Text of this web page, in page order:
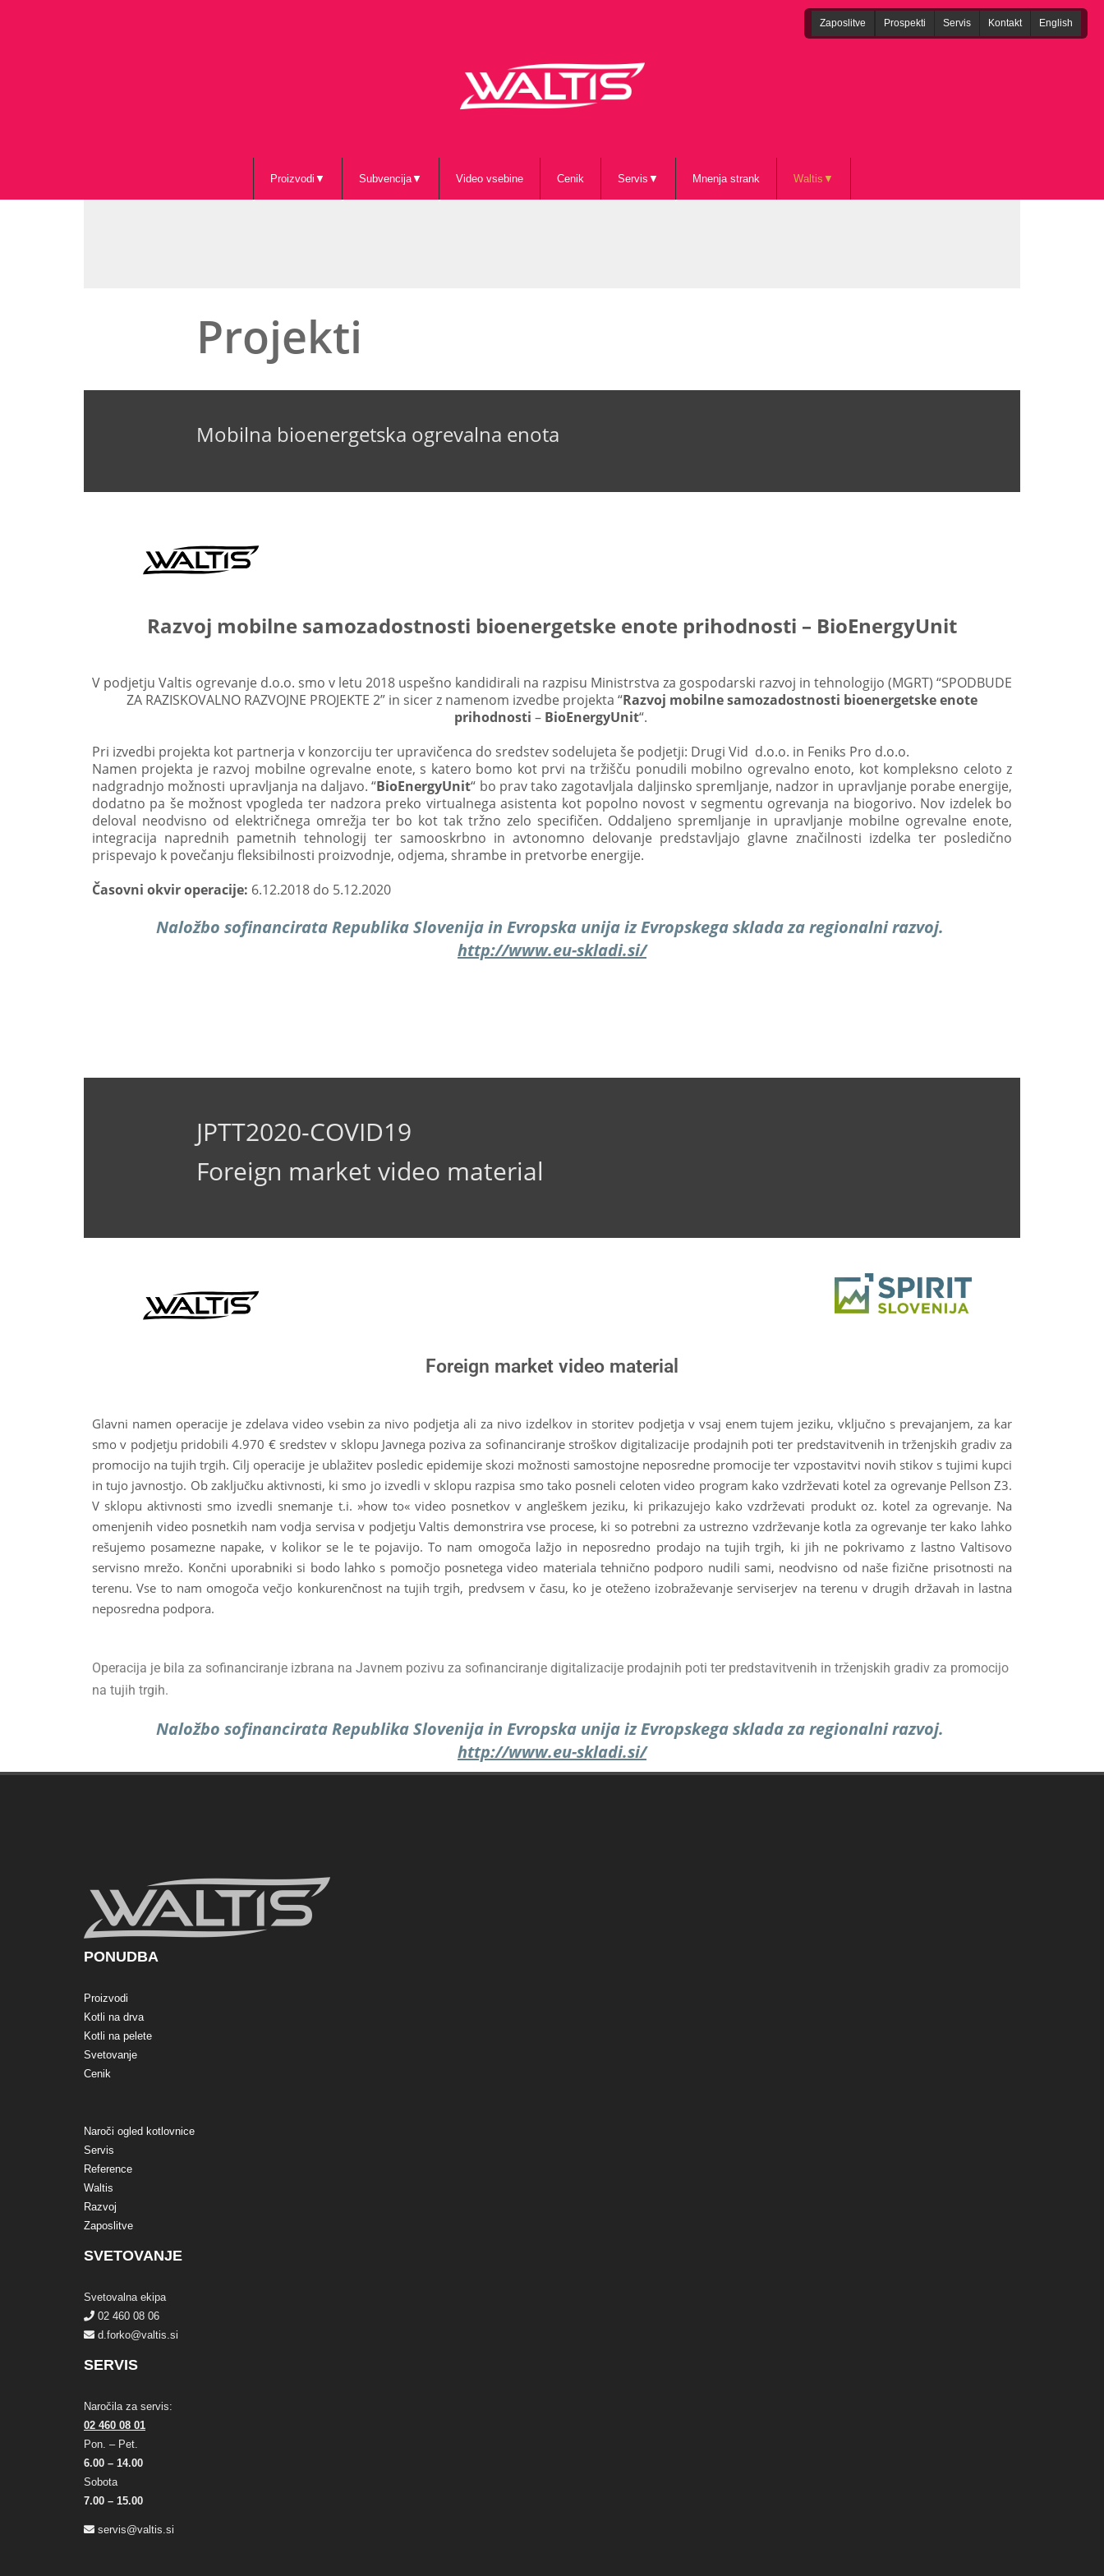
English
Kontakt
Servis
Prospekti
Zaposlitve
Proizvodi Subvencija Video vsebine Cenik Servis Mnenja strank Waltis
Projekti
Mobilna bioenergetska ogrevalna enota
Razvoj mobilne samozadostnosti bioenergetske enote prihodnosti – BioEnergyUnit
V podjetju Valtis ogrevanje d.o.o. smo v letu 2018 uspešno kandidirali na razpisu Ministrstva za gospodarski razvoj in tehnologijo (MGRT) “SPODBUDE
ZA RAZISKOVALNO RAZVOJNE PROJEKTE 2” in sicer z namenom izvedbe projekta “Razvoj mobilne samozadostnosti bioenergetske enote
prihodnosti – BioEnergyUnit“.
Pri izvedbi projekta kot partnerja v konzorciju ter upravičenca do sredstev sodelujeta še podjetji: Drugi Vid d.o.o. in Feniks Pro d.o.o.
Namen projekta je razvoj mobilne ogrevalne enote, s katero bomo kot prvi na tržišču ponudili mobilno ogrevalno enoto, kot kompleksno celoto z
nadgradnjo možnosti upravljanja na daljavo. “BioEnergyUnit“ bo prav tako zagotavljala daljinsko spremljanje, nadzor in upravljanje porabe energije,
dodatno pa še možnost vpogleda ter nadzora preko virtualnega asistenta kot popolno novost v segmentu ogrevanja na biogorivo. Nov izdelek bo
deloval neodvisno od električnega omrežja ter bo kot tak tržno zelo specifičen. Oddaljeno spremljanje in upravljanje mobilne ogrevalne enote,
integracija naprednih pametnih tehnologij ter samooskrbno in avtonomno delovanje predstavljajo glavne značilnosti izdelka ter posledično
prispevajo k povečanju fleksibilnosti proizvodnje, odjema, shrambe in pretvorbe energije.
Časovni okvir operacije: 6.12.2018 do 5.12.2020
Naložbo sofinancirata Republika Slovenija in Evropska unija iz Evropskega sklada za regionalni razvoj.
http://www.eu-skladi.si/
JPTT2020-COVID19
Foreign market video material
Foreign market video material
Glavni namen operacije je zdelava video vsebin za nivo podjetja ali za nivo izdelkov in storitev podjetja v vsaj enem tujem jeziku, vključno s prevajanjem, za kar
smo v podjetju pridobili 4.970 € sredstev v sklopu Javnega poziva za sofinanciranje stroškov digitalizacije prodajnih poti ter predstavitvenih in trženjskih gradiv za
promocijo na tujih trgih. Cilj operacije je ublažitev posledic epidemije skozi možnosti samostojne neposredne promocije ter vzpostavitvi novih stikov s tujimi kupci
in tujo javnostjo. Ob zaključku aktivnosti, ki smo jo izvedli v sklopu razpisa smo tako posneli celoten video program kako vzdrževati kotel za ogrevanje Pellson Z3.
V sklopu aktivnosti smo izvedli snemanje t.i. »how to« video posnetkov v angleškem jeziku, ki prikazujejo kako vzdrževati produkt oz. kotel za ogrevanje. Na
omenjenih video posnetkih nam vodja servisa v podjetju Valtis demonstrira vse procese, ki so potrebni za ustrezno vzdrževanje kotla za ogrevanje ter kako lahko
rešujemo posamezne napake, v kolikor se le te pojavijo. To nam omogoča lažjo in neposredno prodajo na tujih trgih, ki jih ne pokrivamo z lastno Valtisovo
servisno mrežo. Končni uporabniki si bodo lahko s pomočjo posnetega video materiala tehnično podporo nudili sami, neodvisno od naše fizične prisotnosti na
terenu. Vse to nam omogoča večjo konkurenčnost na tujih trgih, predvsem v času, ko je oteženo izobraževanje serviserjev na terenu v drugih državah in lastna
neposredna podpora.
Operacija je bila za sofinanciranje izbrana na Javnem pozivu za sofinanciranje digitalizacije prodajnih poti ter predstavitvenih in trženjskih gradiv za promocijo
na tujih trgih.
Naložbo sofinancirata Republika Slovenija in Evropska unija iz Evropskega sklada za regionalni razvoj.
http://www.eu-skladi.si/
PONUDBA
Proizvodi
Kotli na drva
Kotli na pelete
Svetovanje
Cenik
Naroči ogled kotlovnice
Servis
Reference
Waltis
Razvoj
Zaposlitve
SVETOVANJE
Svetovalna ekipa
02 460 08 06
d.forko@valtis.si
SERVIS
Naročila za servis:
02 460 08 01
Pon. – Pet.
6.00 – 14.00
Sobota
7.00 – 15.00
servis@valtis.si